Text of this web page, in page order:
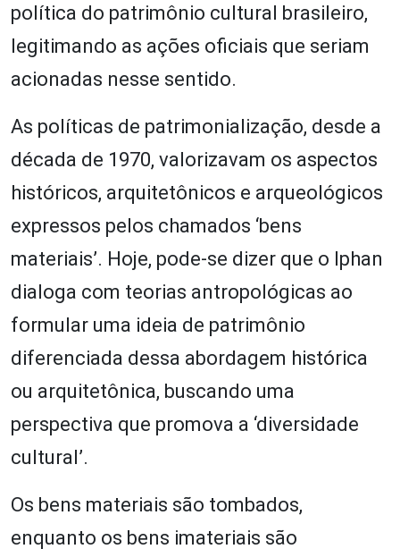
política do patrimônio cultural brasileiro,
legitimando as ações oficiais que seriam
acionadas nesse sentido.
As políticas de patrimonialização, desde a
década de 1970, valorizavam os aspectos
históricos, arquitetônicos e arqueológicos
expressos pelos chamados ‘bens
materiais’. Hoje, pode-se dizer que o Iphan
dialoga com teorias antropológicas ao
formular uma ideia de patrimônio
diferenciada dessa abordagem histórica
ou arquitetônica, buscando uma
perspectiva que promova a ‘diversidade
cultural’.
Os bens materiais são tombados,
enquanto os bens imateriais são